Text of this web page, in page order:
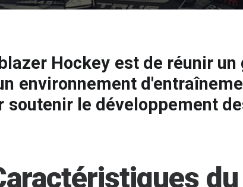
Hockey est de réunir un
environnement
soutenir le développement
du